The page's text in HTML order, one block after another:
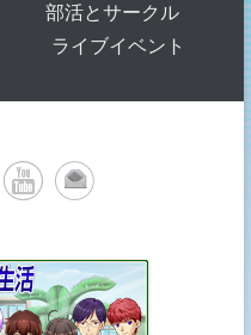
部活とサークル
ライブイベント